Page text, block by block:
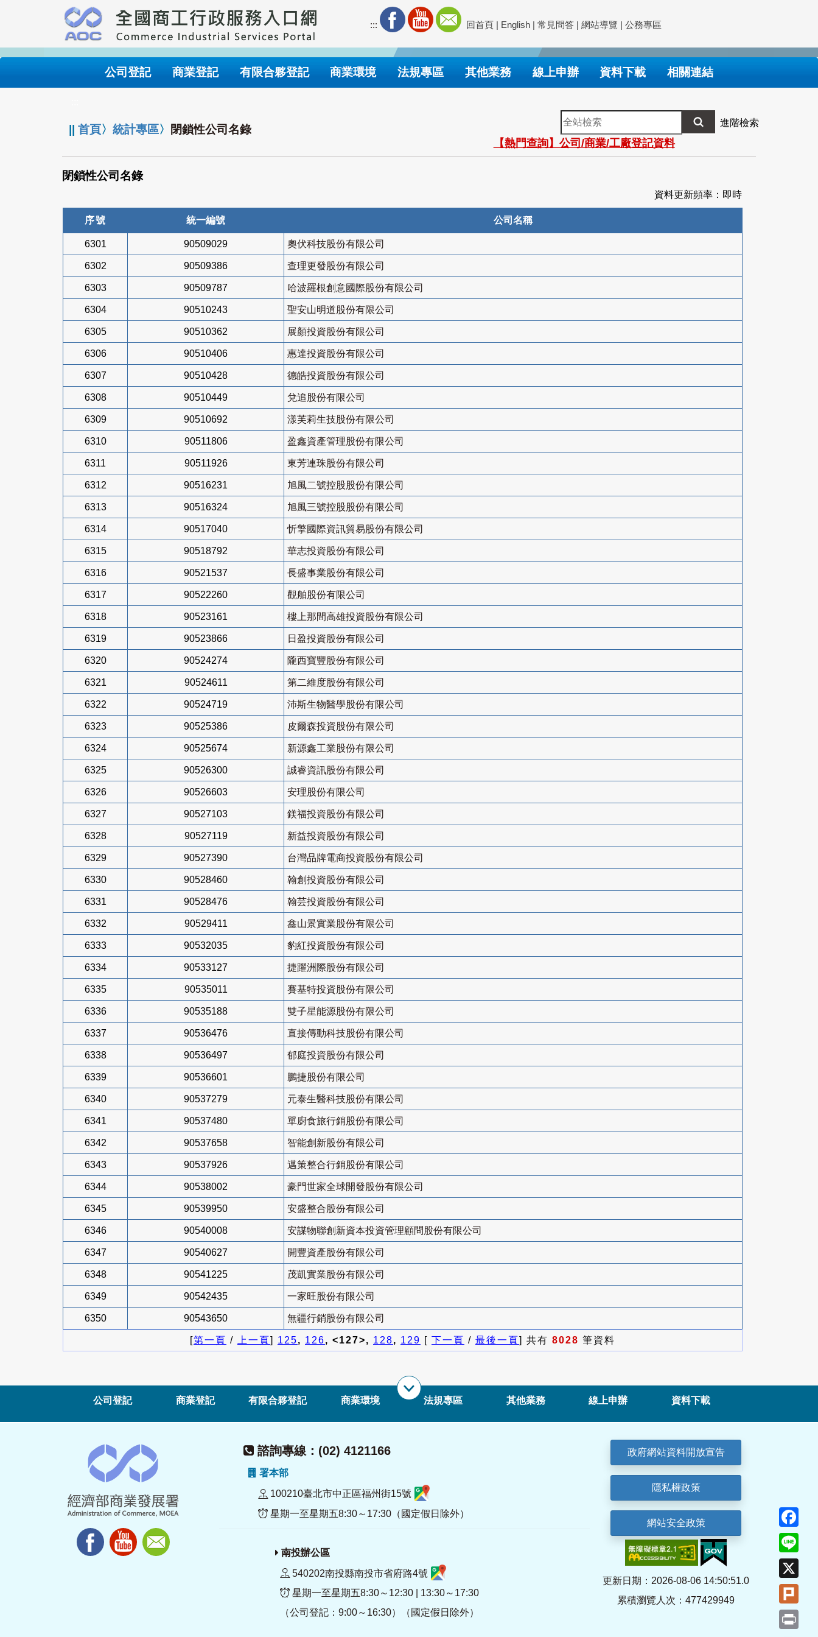
要
內
::: 回首頁 | English | 常見問答 | 網站導覽 | 公務專區
公司登記 商業登記 有限合夥登記 商業環境 法規專區 其他業務 線上申辦 資料下載 相關連結
||首頁〉統計專區〉 閉鎖性公司名錄
全
站
檢
索
進階檢索
【熱門查詢】公司/商業/工廠登記資料
閉鎖性公司名錄
資料更新頻率：即時
序號 統一編號 公司名稱
6301 90509029 奧伏科技股份有限公司
6302 90509386 查理更發股份有限公司
6303 90509787 哈波羅根創意國際股份有限公司
6304 90510243 聖安山明道股份有限公司
6305 90510362 展顏投資股份有限公司
6306 90510406 惠達投資股份有限公司
6307 90510428 德皓投資股份有限公司
6308 90510449 兌追股份有限公司
6309 90510692 漾芙莉生技股份有限公司
6310 90511806 盈鑫資產管理股份有限公司
6311 90511926 東芳連珠股份有限公司
6312 90516231 旭風二號控股股份有限公司
6313 90516324 旭風三號控股股份有限公司
6314 90517040 忻擎國際資訊貿易股份有限公司
6315 90518792 華志投資股份有限公司
6316 90521537 長盛事業股份有限公司
6317 90522260 觀舶股份有限公司
6318 90523161 樓上那間高雄投資股份有限公司
6319 90523866 日盈投資股份有限公司
6320 90524274 隴西寶豐股份有限公司
6321 90524611 第二維度股份有限公司
6322 90524719 沛斯生物醫學股份有限公司
6323 90525386 皮爾森投資股份有限公司
6324 90525674 新源鑫工業股份有限公司
6325 90526300 誠睿資訊股份有限公司
6326 90526603 安理股份有限公司
6327 90527103 鎂福投資股份有限公司
6328 90527119 新益投資股份有限公司
6329 90527390 台灣品牌電商投資股份有限公司
6330 90528460 翰創投資股份有限公司
6331 90528476 翰芸投資股份有限公司
6332 90529411 鑫山景實業股份有限公司
6333 90532035 豹紅投資股份有限公司
6334 90533127 捷躍洲際股份有限公司
6335 90535011 賽基特投資股份有限公司
6336 90535188 雙子星能源股份有限公司
6337 90536476 直接傳動科技股份有限公司
6338 90536497 郁庭投資股份有限公司
6339 90536601 鵬捷股份有限公司
6340 90537279 元泰生醫科技股份有限公司
6341 90537480 單廚食旅行銷股份有限公司
6342 90537658 智能創新股份有限公司
6343 90537926 邁策整合行銷股份有限公司
6344 90538002 豪門世家全球開發股份有限公司
6345 90539950 安盛整合股份有限公司
6346 90540008 安謀物聯創新資本投資管理顧問股份有限公司
6347 90540627 開豐資產股份有限公司
6348 90541225 茂凱實業股份有限公司
6349 90542435 一家旺股份有限公司
6350 90543650 無疆行銷股份有限公司
[第一頁 / 上一頁] 125, 126, <127>, 128, 129 [ 下一頁 / 最後一頁] 共有 8028 筆資料
公司登記 商業登記 有限合夥登記 商業環境 法規專區 其他業務 線上申辦 資料下載
諮詢專線：(02) 4121166
署本部
100210臺北市中正區福州街15號
星期一至星期五8:30～17:30（國定假日除外）
南投辦公區
540202南投縣南投市省府路4號
星期一至星期五8:30～12:30 | 13:30～17:30
（公司登記：9:00～16:30）（國定假日除外）
政府網站資料開放宣告
隱私權政策
網站安全政策
更新日期：2026-08-06 14:50:51.0
累積瀏覽人次：477429949